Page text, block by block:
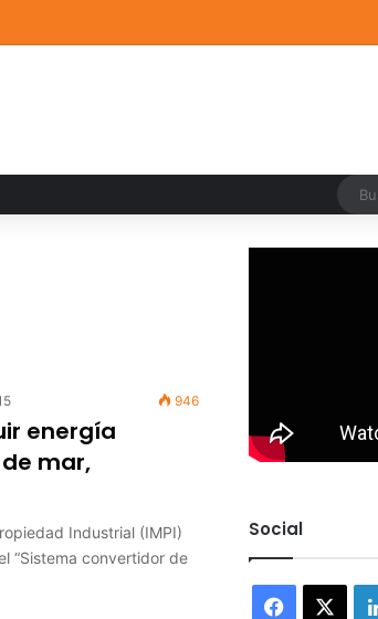
2026
946
energía
mar,
Industrial (IMPI)
“Sistema convertidor de
Social
Facebook